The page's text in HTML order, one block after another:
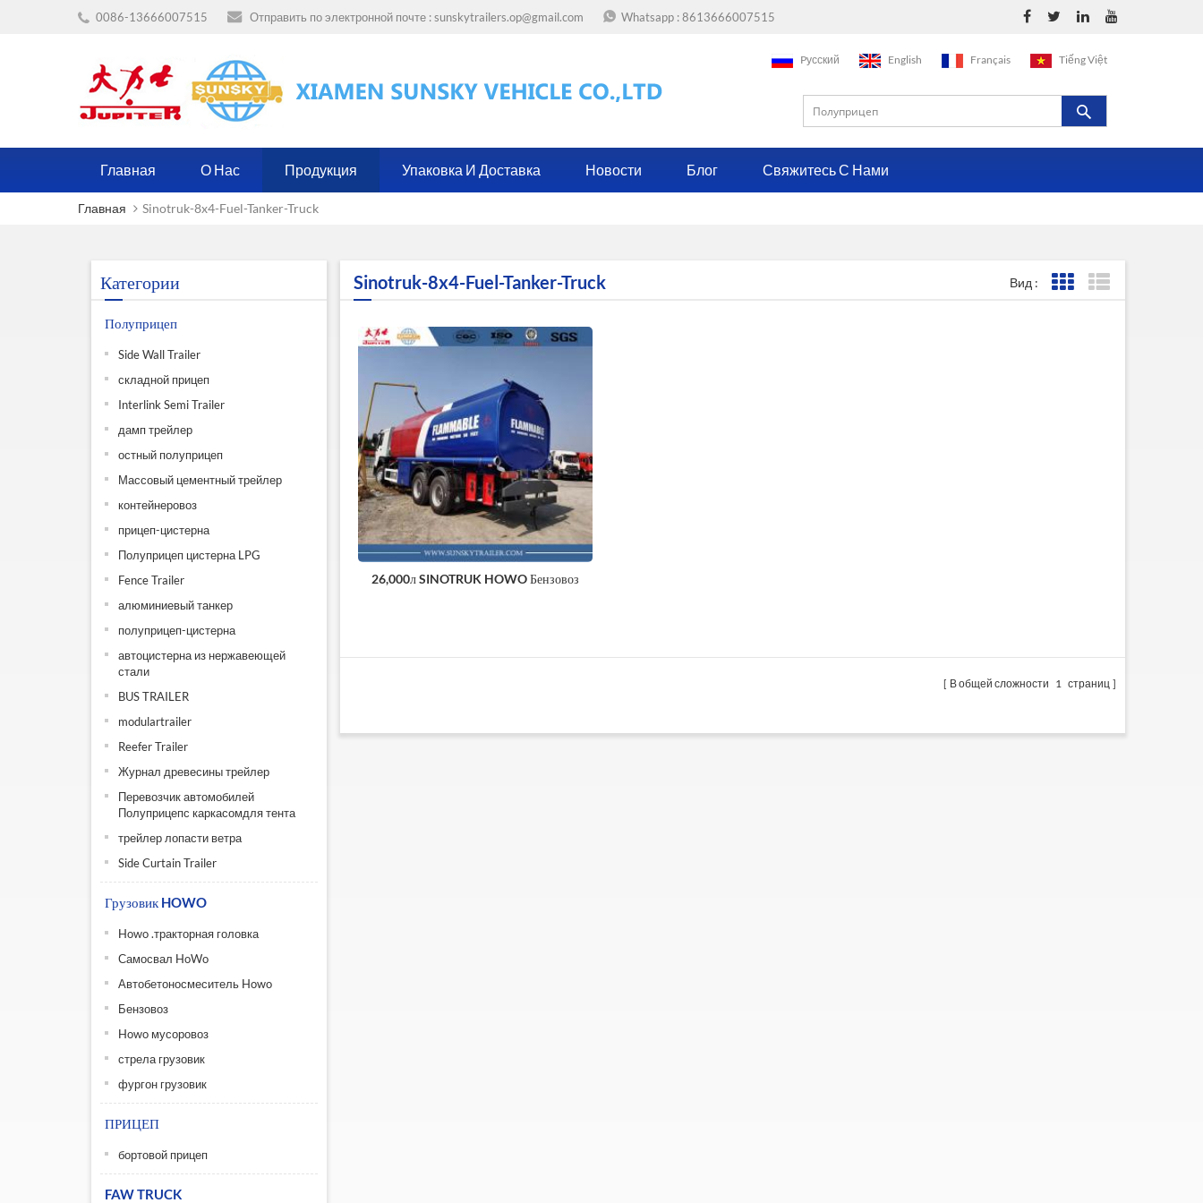
0086-13666007515 Отправить по электронной почте :sunskytrailers.op@gmail.com Whatsapp :8613666007515
Pусский English Français Tiếng Việt
Главная О Нас Продукция Упаковка И Доставка Новости Блог Свяжитесь С Нами
Главная Sinotruk-8x4-Fuel-Tanker-Truck
Категории
Полуприцеп
Side Wall Trailer
складной прицеп
Interlink Semi Trailer
дамп трейлер
остный полуприцеп
Массовый цементный трейлер
контейнеровоз
прицеп-цистерна
Полуприцеп цистерна LPG
Fence Trailer
алюминиевый танкер
полуприцеп-цистерна
автоцистерна из нержавеющей
стали
BUS TRAILER
modulartrailer
Reefer Trailer
Журнал древесины трейлер
Перевозчик автомобилей
Полуприцепс каркасомдля тента
трейлер лопасти ветра
Side Curtain Trailer
Грузовик HOWO
Howo .тракторная головка
Самосвал HoWo
Автобетоносмеситель Howo
Бензовоз
Howo мусоровоз
стрела грузовик
фургон грузовик
ПРИЦЕП
бортовой прицеп
FAW TRUCK
Sinotruk-8x4-Fuel-Tanker-Truck Вид : Представление сетки
26,000л SINOTRUK HOWO Бензовоз
В общей сложности 1 страниц